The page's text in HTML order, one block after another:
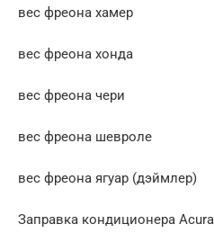
вес фреона хамер
вес фреона хонда
вес фреона чери
вес фреона шевроле
вес фреона ягуар (дэймлер)
Заправка кондиционера Acura